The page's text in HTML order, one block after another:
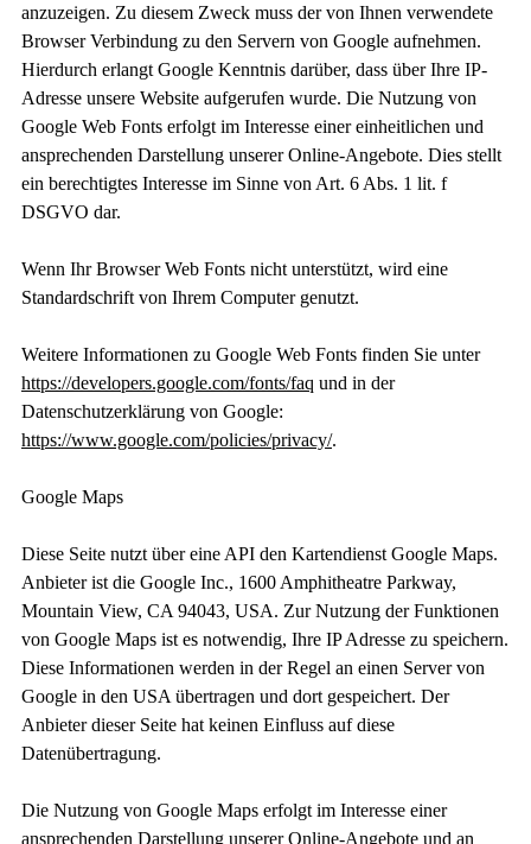
anzuzeigen. Zu diesem Zweck muss der von Ihnen verwendete
Browser Verbindung zu den Servern von Google aufnehmen.
Hierdurch erlangt Google Kenntnis darüber, dass über Ihre IP-
Adresse unsere Website aufgerufen wurde. Die Nutzung von
Google Web Fonts erfolgt im Interesse einer einheitlichen und
ansprechenden Darstellung unserer Online-Angebote. Dies stellt
ein berechtigtes Interesse im Sinne von Art. 6 Abs. 1 lit. f
DSGVO dar.
Wenn Ihr Browser Web Fonts nicht unterstützt, wird eine
Standardschrift von Ihrem Computer genutzt.
Weitere Informationen zu Google Web Fonts finden Sie unter
https://developers.google.com/fonts/faq und in der
Datenschutzerklärung von Google:
https://www.google.com/policies/privacy/.
Google Maps
Diese Seite nutzt über eine API den Kartendienst Google Maps.
Anbieter ist die Google Inc., 1600 Amphitheatre Parkway,
Mountain View, CA 94043, USA. Zur Nutzung der Funktionen
von Google Maps ist es notwendig, Ihre IP Adresse zu speichern.
Diese Informationen werden in der Regel an einen Server von
Google in den USA übertragen und dort gespeichert. Der
Anbieter dieser Seite hat keinen Einfluss auf diese
Datenübertragung.
Die Nutzung von Google Maps erfolgt im Interesse einer
ansprechenden Darstellung unserer Online-Angebote und an